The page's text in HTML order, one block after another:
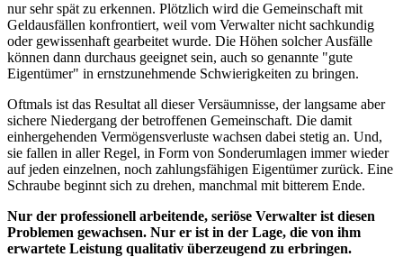
nur sehr spät zu erkennen. Plötzlich wird die Gemeinschaft mit
Geldausfällen konfrontiert, weil vom Verwalter nicht sachkundig
oder gewissenhaft gearbeitet wurde. Die Höhen solcher Ausfälle
können dann durchaus geeignet sein, auch so genannte "gute
Eigentümer" in ernstzunehmende Schwierigkeiten zu bringen.
Oftmals ist das Resultat all dieser Versäumnisse, der langsame aber
sichere Niedergang der betroffenen Gemeinschaft. Die damit
einhergehenden Vermögensverluste wachsen dabei stetig an. Und,
sie fallen in aller Regel, in Form von Sonderumlagen immer wieder
auf jeden einzelnen, noch zahlungsfähigen Eigentümer zurück. Eine
Schraube beginnt sich zu drehen, manchmal mit bitterem Ende.
Nur der professionell arbeitende, seriöse Verwalter ist diesen
Problemen gewachsen. Nur er ist in der Lage, die von ihm
erwartete Leistung qualitativ überzeugend zu erbringen.